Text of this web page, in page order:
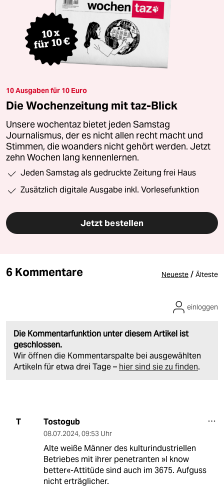
10 Ausgaben für 10 Euro
Die Wochenzeitung mit taz-Blick
Unsere wochentaz bietet jeden Samstag
Journalismus, der es nicht allen recht macht und
Stimmen, die woanders nicht gehört werden. Jetzt
zehn Wochen lang kennenlernen.
Jeden Samstag als gedruckte Zeitung frei Haus
Zusätzlich digitale Ausgabe inkl. Vorlesefunktion
Jetzt bestellen
6 Kommentare Neueste / Älteste
Die Kommentarfunktion unter diesem Artikel ist
geschlossen.
Wir öffnen die Kommentarspalte bei ausgewählten
Artikeln für etwa drei Tage – hier sind sie zu finden.
einloggen
T Tostogub
08.07.2024, 09:53 Uhr
Alte weiße Männer des kulturindustriellen
Betriebes mit ihrer penetranten »I know
better«-Attitüde sind auch im 3675. Aufguss
nicht erträglicher.